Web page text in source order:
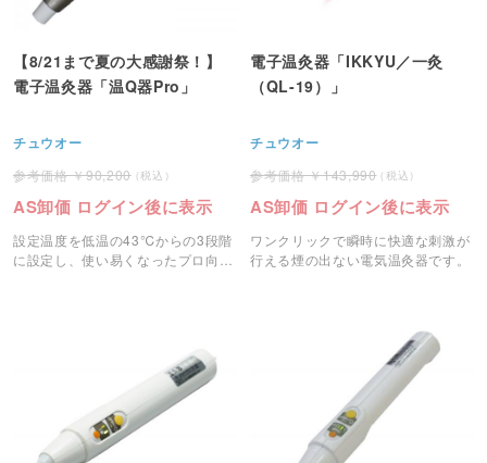
【8/21まで夏の大感謝祭！】
電子温灸器「温Q器Pro」
チュウオー
90,200
AS卸価 ログイン後に表示
設定温度を低温の43℃からの3段階
に設定し、使い易くなったプロ向け
電子温灸器「IKKYU／一灸
（QL-19）」
チュウオー
143,990
AS卸価 ログイン後に表示
ワンクリックで瞬時に快適な刺激が
行える煙の出ない電気温灸器です。